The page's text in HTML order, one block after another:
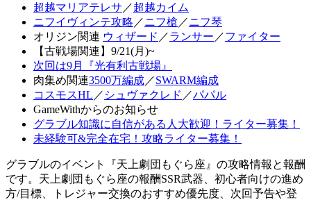
超越マリアテレサ ／超越カイム
ニフイヴィンテ攻略 ／ニフ槍 ／ニフ琴
オリジン関連 ウィザード ／ランサー ／ファイター
【古戦場関連】9/21(月)~
次回は9月『光有利古戦場』
肉集め関連3500万編成／SWARM編成
コスモスHL ／ シュヴァクレド ／パパル
GameWithからのお知らせ
グラブル知識に自信がある人大歓迎！ライター募集！
未経験可&完全在宅！攻略ライター募集！
グラブルのイベント『天上劇団もぐら座』の攻略情報と報酬
です。天上劇団もぐら座の報酬SSR武器、初心者向けの進め
方/目標、トレジャー交換のおすすめ優先度、次回予告や登